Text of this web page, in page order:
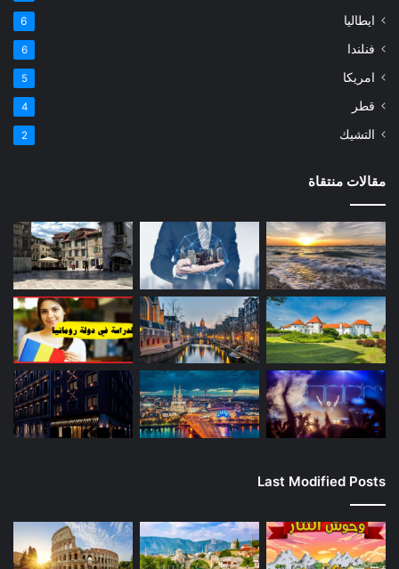
ايطاليا 6
فنلندا 6
امريكا 5
قطر 4
التشيك 2
مقالات منتقاة
Last Modified Posts